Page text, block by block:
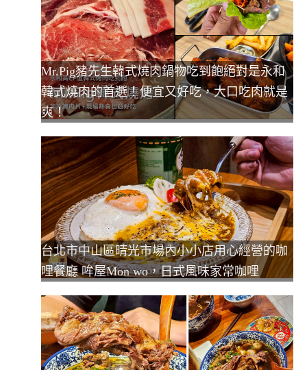
Mr.Pig豬先生韓式燒肉鍋物吃到飽絕對是永和
韓式燒肉的首選！便宜又好吃，大口吃肉就是
爽！
台北市中山區晴光市場內小小店用心經營的咖
哩餐廳 哞屋Mon wo，日式風味家常咖哩